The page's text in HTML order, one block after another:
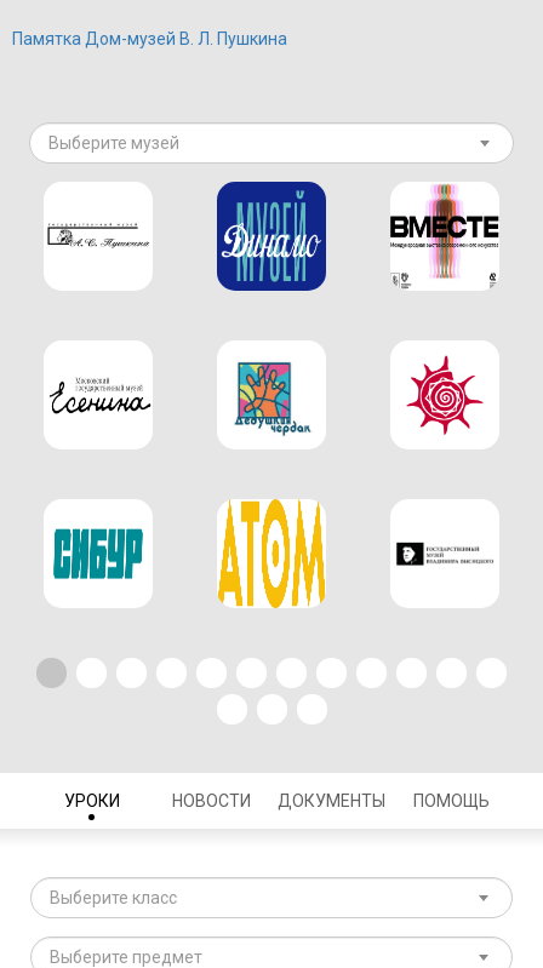
Памятка Дом-музей В. Л. Пушкина
Выберите музей
УРОКИ НОВОСТИ ДОКУМЕНТЫ ПОМОЩЬ
Выберите класс
Выберите предмет